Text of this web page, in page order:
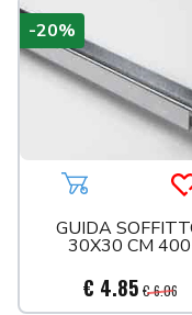
Aggiungi al
GUIDA
30X30 CM 400
€ 4.85 € 6.06
-20%